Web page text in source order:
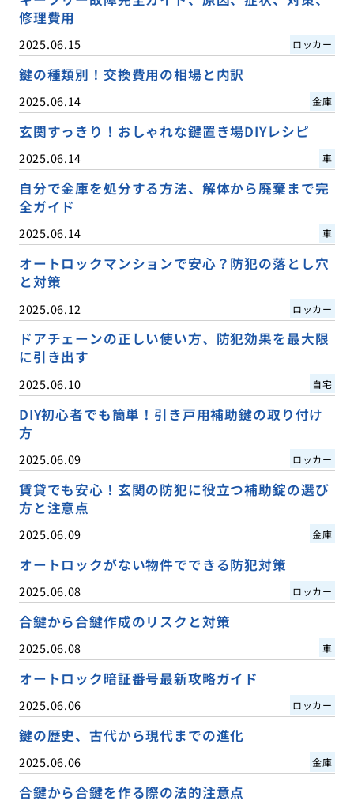
修理費用
2025.06.15 ロッカー
鍵の種類別！交換費用の相場と内訳
2025.06.14 金庫
玄関すっきり！おしゃれな鍵置き場DIYレシピ
2025.06.14 車
自分で金庫を処分する方法、解体から廃棄まで完
全ガイド
2025.06.14 車
オートロックマンションで安心？防犯の落とし穴
と対策
2025.06.12 ロッカー
ドアチェーンの正しい使い方、防犯効果を最大限
に引き出す
2025.06.10 自宅
DIY初心者でも簡単！引き戸用補助鍵の取り付け
方
2025.06.09 ロッカー
賃貸でも安心！玄関の防犯に役立つ補助錠の選び
方と注意点
2025.06.09 金庫
オートロックがない物件でできる防犯対策
2025.06.08 ロッカー
合鍵から合鍵作成のリスクと対策
2025.06.08 車
オートロック暗証番号最新攻略ガイド
2025.06.06 ロッカー
鍵の歴史、古代から現代までの進化
2025.06.06 金庫
合鍵から合鍵を作る際の法的注意点